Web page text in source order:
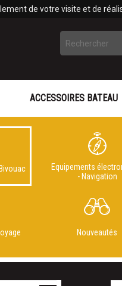
de votre visite et de
ACCESSOIRES BATEAU
Equipements
- Navigation
Nouveautés